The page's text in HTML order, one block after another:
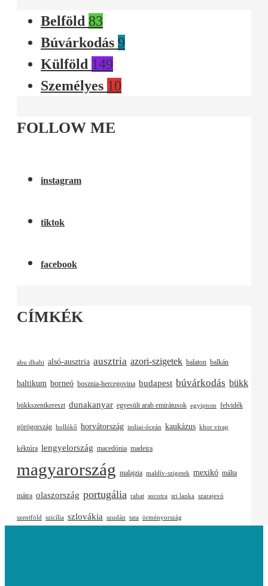
Belföld 83
Búvárkodás 9
Külföld 149
Személyes 10
FOLLOW ME
instagram
tiktok
facebook
CÍMKÉK
abu dhabi alsó-ausztria ausztria azori-szigetek balaton balkán
baltikum borneó bosznia-hercegovina budapest búvárkodás bükk
bükkszentkereszt dunakanyar egyesült arab emirátusok egyiptom felvidék
görögország hollókő horvátország indiai-óceán kaukázus khor virap
kéktúra lengyelország macedónia madeira
magyarország malajzia maldív-szigetek mexikó málta
mátra olaszország portugália rabat socotra sri lanka szarajevó
szentföld szicília szlovákia szudán tata örményország